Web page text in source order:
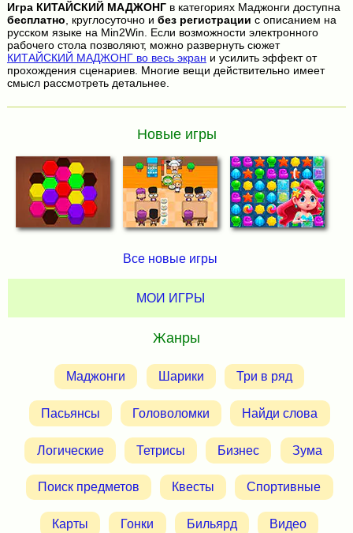
Игра КИТАЙСКИЙ МАДЖОНГв категориях Маджонги доступна
бесплатно, круглосуточно и без регистрации с описанием на
русском языке на Min2Win. Если возможности электронного
рабочего стола позволяют, можно развернуть сюжет
КИТАЙСКИЙ МАДЖОНГ во весь экран и усилить эффект от
прохождения сценариев. Многие вещи действительно имеет
смысл рассмотреть детальнее.
Новые игры
Все новые игры
МОИ ИГРЫ
Жанры
Маджонги Шарики Три в ряд
Пасьянсы Головоломки Найди слова
Логические Тетрисы Бизнес Зума
Поиск предметов Квесты Спортивные
Карты Гонки Бильярд Видео